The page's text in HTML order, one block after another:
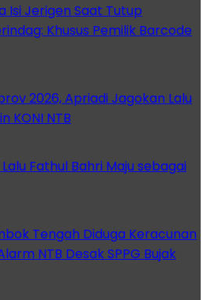
Isi Jerigen Saat Tutup
Khusus Pemilik Barcode
2026, Apriadi Jagokan Lalu
KONI NTB
Lalu Fathul Bahri Maju sebagai
Tengah Diduga Keracunan
NTB Desak SPPG Bujak